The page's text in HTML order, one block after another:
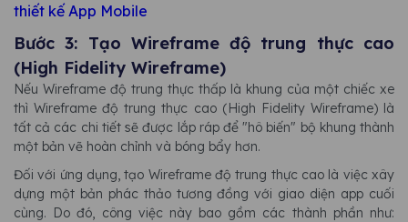
thiết kế App Mobile
Bước 3: Tạo Wireframe độ trung thực cao
(High Fidelity Wireframe)
Nếu Wireframe độ trung thực thấp là khung của một chiếc xe
thì Wireframe độ trung thực cao (High Fidelity Wireframe) là
tất cả các chi tiết sẽ được lắp ráp để "hô biến" bộ khung thành
một bản vẽ hoàn chỉnh và bóng bẩy hơn.
Đối với ứng dụng, tạo Wireframe độ trung thực cao là việc xây
dựng một bản phác thảo tương đồng với giao diện app cuối
cùng. Do đó, công việc này bao gồm các thành phần như: